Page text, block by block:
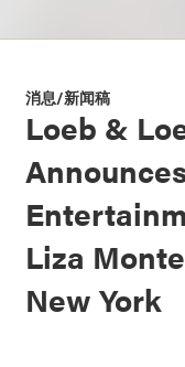
消息/新闻稿
Loeb &
Liza
New York